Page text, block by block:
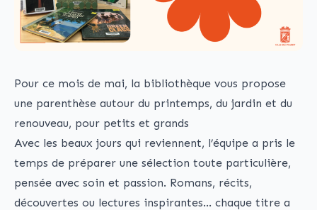
Pour ce mois de mai, la bibliothèque vous propose
une parenthèse autour du printemps, du jardin et du
renouveau, pour petits et grands
Avec les beaux jours qui reviennent, l’équipe a pris le
temps de préparer une sélection toute particulière,
pensée avec soin et passion. Romans, récits,
découvertes ou lectures inspirantes… chaque titre a